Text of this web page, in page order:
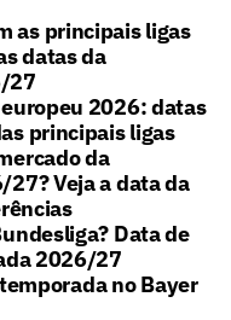
as principais ligas
datas da
27
2026: datas
principais ligas
da
Veja a data da
Data de
2026/27
no Bayer